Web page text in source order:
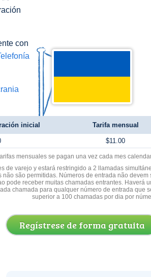
con
inicial Tarifa mensual
$11.00
mensuales se pagan una vez cada mes
de varejo y estará restringido a 2 llamadas
são permitidas. Números de entrada não devem
pode receber muitas chamadas entrantes. Haverá
chamada para qualquer número de entrada que
superior a 100 chamadas por dia por
Regístrese de forma gratuita